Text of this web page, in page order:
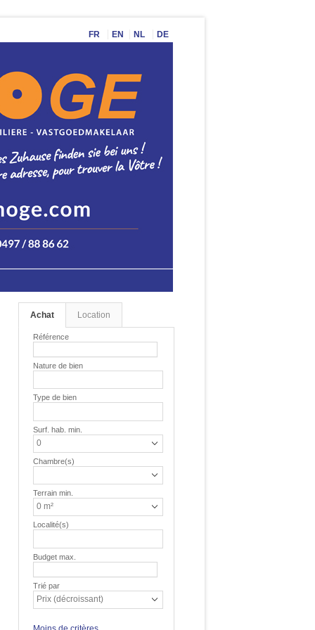
FR EN NL DE
Achat Location
Référence
Nature de bien
Type de bien
Surf. hab. min.
0
Chambre(s)
Terrain min.
0 m²
Localité(s)
Budget max.
Trié par
Prix (décroissant)